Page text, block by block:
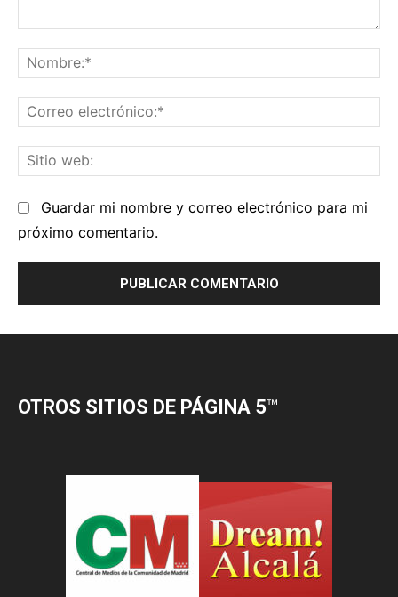
OTROS SITIOS DE PÁGINA 5™